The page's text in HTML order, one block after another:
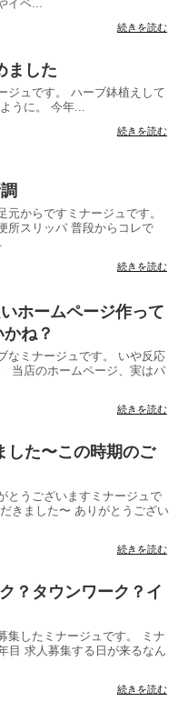
イベ...
続きを読む
ました
ジュです。 ハーブ鉢植えして
うに。 今年...
続きを読む
元からですミナージュです。
所スリッパ 普段からコレで
続きを読む
ホームページ作って
ね？
なミナージュです。 いや反応
当店のホームページ、実はパ
続きを読む
した〜この時期のご
とうございますミナージュで
きました〜 ありがとうござい
続きを読む
？タウンワーク？イ
集したミナージュです。 ミナ
目 求人募集する日が来るなん
続きを読む